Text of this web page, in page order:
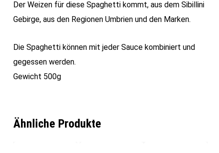
Der Weizen für diese Spaghetti kommt, aus dem Sibillini
Gebirge, aus den Regionen Umbrien und den Marken.
Die Spaghetti können mit jeder Sauce kombiniert und
gegessen werden.
Gewicht 500g
Ähnliche Produkte